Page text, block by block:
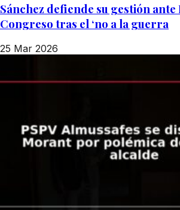
Sánchez defiende su gestión ante
Congreso tras el ‘no a la guerra
25 Mar 2026